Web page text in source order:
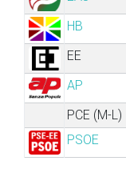
HB
EE
AP
PCE (M-L)
PSOE